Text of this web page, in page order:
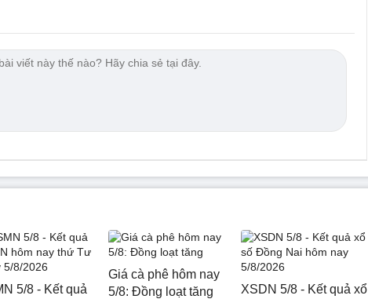
5/8 - Kết quả
Giá cà phê hôm nay
5/8: Đồng loạt tăng
XSDN 5/8 - Kết quả xổ